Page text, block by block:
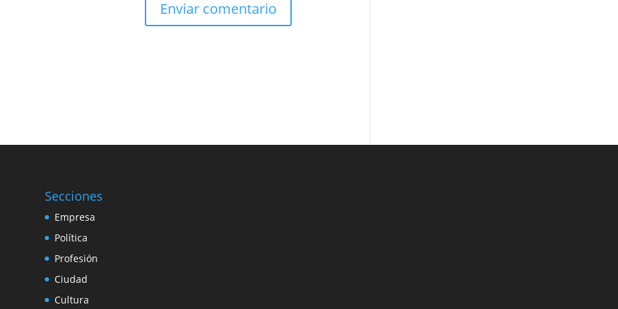
Secciones
Empresa
Política
Profesión
Ciudad
Cultura